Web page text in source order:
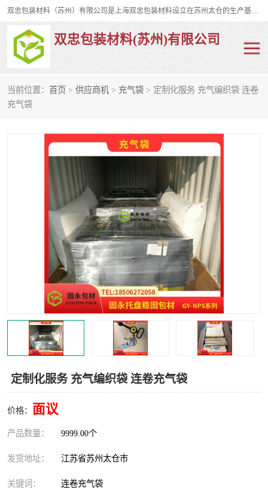
双忠包装材料（苏州）有限公司是上海双忠包装材料设立在苏州太仓的生产基地，占地约2万平米，产品主要有打孔缠绕膜，拉伸蜂窝纸，集装箱充气袋，滑托板，打包带，裹包网兜，防滑纸等箱体和托盘的运输和保护性包材。固永包材®，GooYon Pack®，是我们保护性包装材料的专属品牌。
双忠包装材料(苏州)有限公司
当前位置： 首页 > 供应商机 > 充气袋 > 定制化服务 充气编织袋 连卷
充气袋
定制化服务 充气编织袋 连卷充气袋
价格： 面议
产品数量： 9999.00个
发货地址： 江苏省苏州太仓市
关键词： 连卷充气袋
打孔缠绕膜
裹包网兜 纤维打包带
充气袋
缠绕膜
托盘裹包网兜
托盘捆绑带